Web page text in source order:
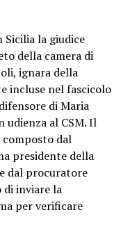
la giudice
della camera di
ignara della
incluse nel fascicolo
di Maria
udienza al CSM. Il
composto dal
presidente della
dal procuratore
di inviare la
per verificare